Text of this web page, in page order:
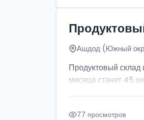
Ашдод (Южный
Продуктовый
месяца станет 45
77 просмотров